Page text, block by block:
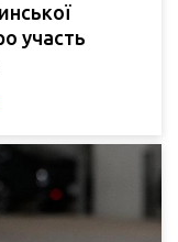
участь